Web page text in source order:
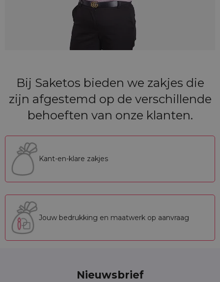
Bij Saketos bieden we zakjes die
zijn afgestemd op de verschillende
behoeften van onze klanten.
Kant-en-klare zakjes
Jouw bedrukking en maatwerk op aanvraag
Nieuwsbrief